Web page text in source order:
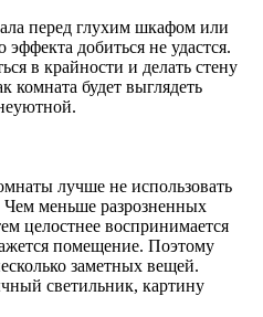
перед глухим шкафом или
добиться не удастся.
в крайности и делать стену
комната будет выглядеть
лучше не использовать
меньше разрозненных
целостнее воспринимается
помещение. Поэтому
заметных вещей.
светильник, картину